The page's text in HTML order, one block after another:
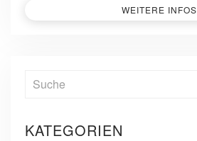
WEITERE INFOS
KATEGORIEN